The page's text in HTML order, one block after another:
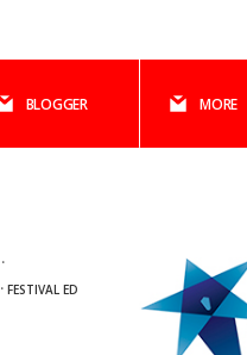
BLOGGER MORE
·
· FESTIVAL ED